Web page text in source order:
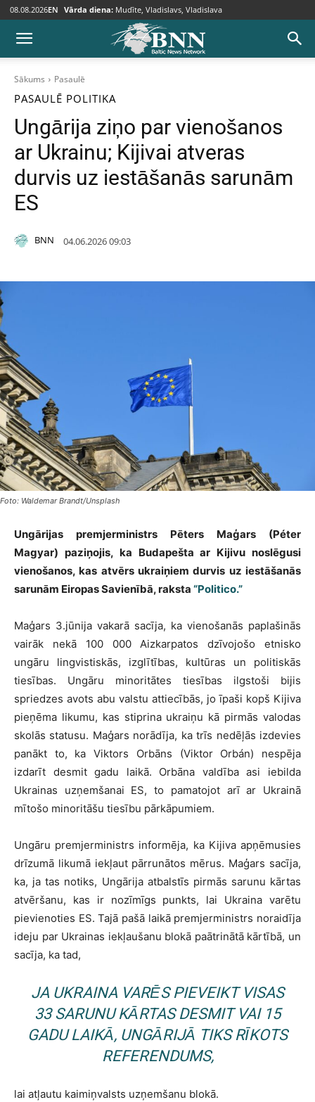
08.08.2026EN Vārda diena: Mudīte, Vladislavs, Vladislava
Sākums Pasaulē
PASAULĒ POLITIKA
Ungārija ziņo par vienošanos
ar Ukrainu; Kijivai atveras
durvis uz iestāšanās sarunām
ES
BNN 04.06.2026 09:03
Foto: Waldemar Brandt/Unsplash
Ungārijas premjerministrs Pēters Maģars (Péter
Magyar) paziņojis, ka Budapešta ar Kijivu noslēgusi
vienošanos, kas atvērs ukraiņiem durvis uz iestāšanās
sarunām Eiropas Savienībā, raksta “Politico.”
Maģars 3.jūnija vakarā sacīja, ka vienošanās paplašinās
vairāk nekā 100 000 Aizkarpatos dzīvojošo etnisko
ungāru lingvistiskās, izglītības, kultūras un politiskās
tiesības. Ungāru minoritātes tiesības ilgstoši bijis
spriedzes avots abu valstu attiecībās, jo īpaši kopš Kijiva
pieņēma likumu, kas stiprina ukraiņu kā pirmās valodas
skolās statusu. Maģars norādīja, ka trīs nedēļās izdevies
panākt to, ka Viktors Orbāns (Viktor Orbán) nespēja
izdarīt desmit gadu laikā. Orbāna valdība asi iebilda
Ukrainas uzņemšanai ES, to pamatojot arī ar Ukrainā
mītošo minoritāšu tiesību pārkāpumiem.
Ungāru premjerministrs informēja, ka Kijiva apņēmusies
drīzumā likumā iekļaut pārrunātos mērus. Maģars sacīja,
ka, ja tas notiks, Ungārija atbalstīs pirmās sarunu kārtas
atvēršanu, kas ir nozīmīgs punkts, lai Ukraina varētu
pievienoties ES. Tajā pašā laikā premjerministrs noraidīja
ideju par Ukrainas iekļaušanu blokā paātrinātā kārtībā, un
sacīja, ka tad,
JA UKRAINA VARĒS PIEVEIKT VISAS
33 SARUNU KĀRTAS DESMIT VAI 15
GADU LAIKĀ, UNGĀRIJĀ TIKS RĪKOTS
REFERENDUMS,
lai atļautu kaimiņvalsts uzņemšanu blokā.